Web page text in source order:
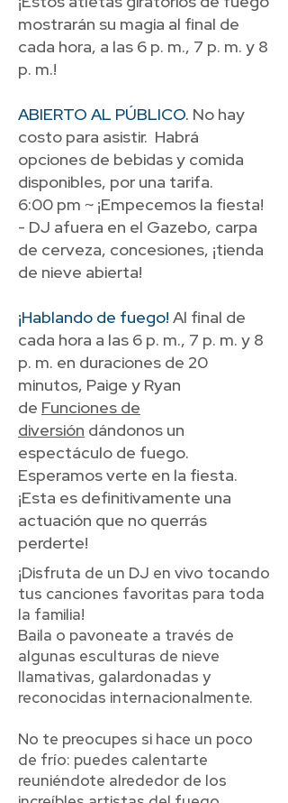
mostrarán su magia al final de
cada hora, a las 6 p. m., 7 p. m. y 8
p. m.!
ABIERTO AL PÚBLICO. No hay
costo para asistir. Habrá
opciones de bebidas y comida
disponibles, por una tarifa.
6:00 pm ~ ¡Empecemos la fiesta!
- DJ afuera en el Gazebo, carpa
de cerveza, concesiones, ¡tienda
de nieve abierta!
¡Hablando de fuego! Al final de
cada hora a las 6 p. m., 7 p. m. y 8
p. m. en duraciones de 20
minutos, Paige y Ryan
de Funciones de
diversión dándonos un
espectáculo de fuego.
Esperamos verte en la fiesta.
¡Esta es definitivamente una
actuación que no querrás
perderte!
¡Disfruta de un DJ en vivo tocando
tus canciones favoritas para toda
la familia!
Baila o pavoneate a través de
algunas esculturas de nieve
llamativas, galardonadas y
reconocidas internacionalmente.
No te preocupes si hace un poco
de frío: puedes calentarte
reuniéndote alrededor de los